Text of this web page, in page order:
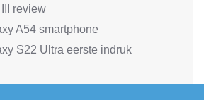
review
A54 smartphone
S22 Ultra eerste indruk